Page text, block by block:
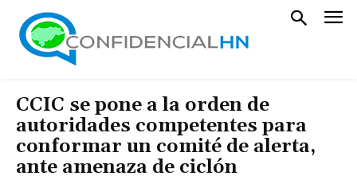
CCIC se pone a la orden de
autoridades competentes para
conformar un comité de alerta,
ante amenaza de ciclón